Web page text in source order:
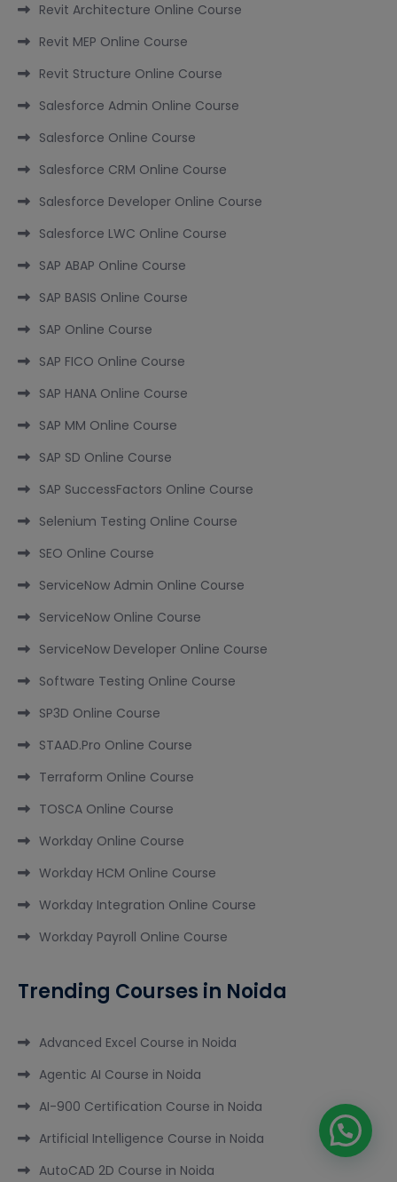
Revit Architecture Online Course
Revit MEP Online Course
Revit Structure Online Course
Salesforce Admin Online Course
Salesforce Online Course
Salesforce CRM Online Course
Salesforce Developer Online Course
Salesforce LWC Online Course
SAP ABAP Online Course
SAP BASIS Online Course
SAP Online Course
SAP FICO Online Course
SAP HANA Online Course
SAP MM Online Course
SAP SD Online Course
SAP SuccessFactors Online Course
Selenium Testing Online Course
SEO Online Course
ServiceNow Admin Online Course
ServiceNow Online Course
ServiceNow Developer Online Course
Software Testing Online Course
SP3D Online Course
STAAD.Pro Online Course
Terraform Online Course
TOSCA Online Course
Workday Online Course
Workday HCM Online Course
Workday Integration Online Course
Workday Payroll Online Course
Trending Courses in Noida
Advanced Excel Course in Noida
Agentic AI Course in Noida
AI-900 Certification Course in Noida
Artificial Intelligence Course in Noida
AutoCAD 2D Course in Noida